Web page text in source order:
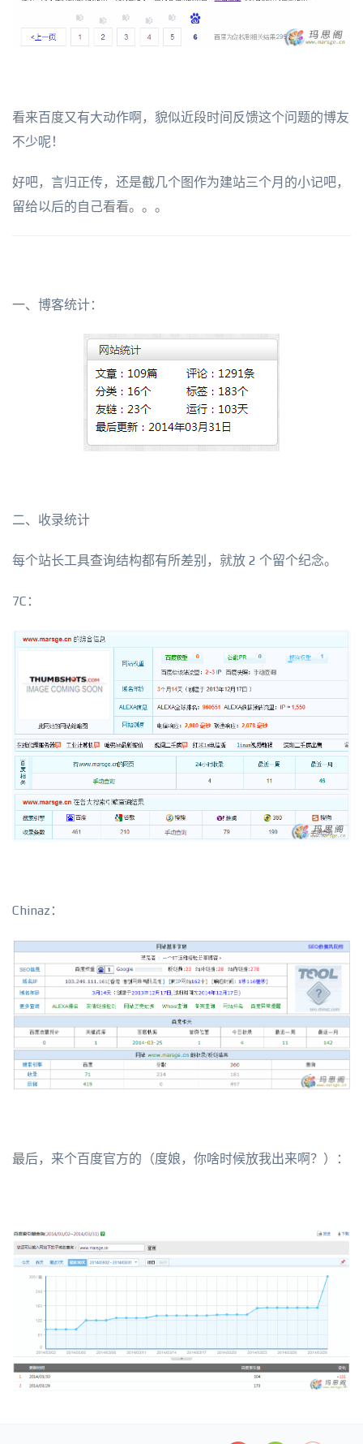
看来百度又有大动作啊，貌似近段时间反馈这个问题的博友
不少呢！
好吧，言归正传，还是截几个图作为建站三个月的小记吧，
留给以后的自己看看。。。
一、博客统计：
二、收录统计
每个站长工具查询结构都有所差别，就放 2 个留个纪念。
7C：
Chinaz：
最后，来个百度官方的（度娘，你啥时候放我出来啊？）：